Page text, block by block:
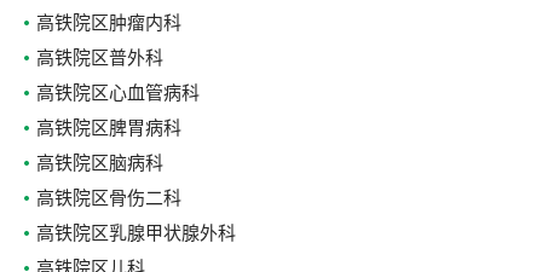
高铁院区肿瘤内科
高铁院区普外科
高铁院区心血管病科
高铁院区脾胃病科
高铁院区脑病科
高铁院区骨伤二科
高铁院区乳腺甲状腺外科